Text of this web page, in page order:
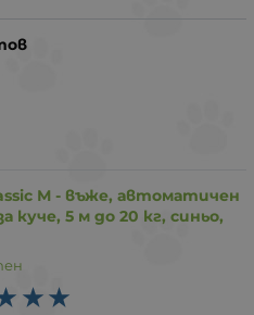
М - въже, автоматичен
куче, 5 м до 20 кг, синьо,